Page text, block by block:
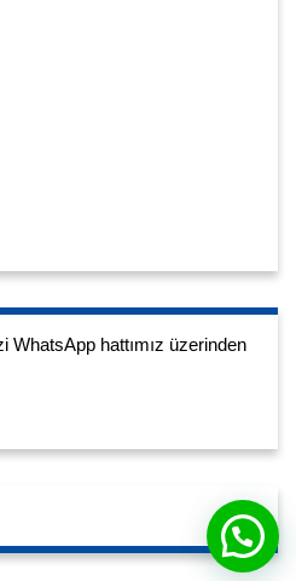
WhatsApp hattımız üzerinden